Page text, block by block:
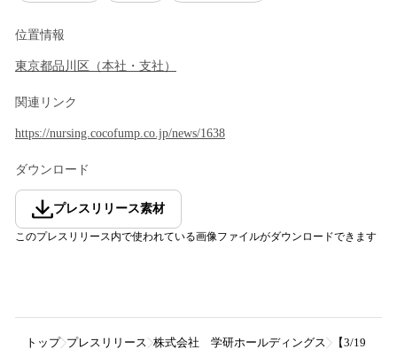
位置情報
東京都品川区 （本社・支社 ）
関連リンク
https://nursing.cocofump.co.jp/news/1638
ダウンロード
プレスリリース素材
このプレスリリース内で使われている画像ファイルがダウンロードできます
トップ プレスリリース 株式会社 学研ホールディングス 【3/19（